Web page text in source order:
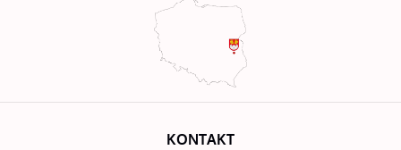
KONTAKT